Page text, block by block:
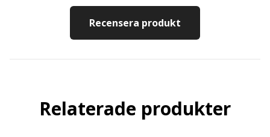
Recensera produkt
Relaterade produkter